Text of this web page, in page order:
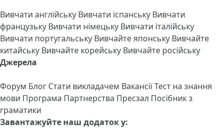
Вивчати англійську Вивчати іспанську Вивчати
французьку Вивчати німецьку Вивчати італійську
Вивчати португальську Вивчайте японську Вивчайте
китайську Вивчайте корейську Вивчайте російську
Джерела
Форум Блог Стати викладачем ВакансіїТест на знання
мови Програма Партнерства Пресзал Посібник з
граматики
Завантажуйте наш додаток у: